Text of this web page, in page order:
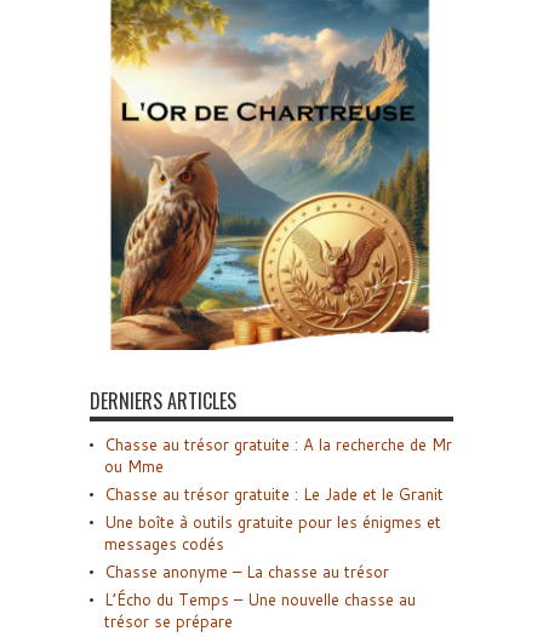
DERNIERS ARTICLES
Chasse au trésor gratuite : A la recherche de Mr
ou Mme
Chasse au trésor gratuite : Le Jade et le Granit
Une boîte à outils gratuite pour les énigmes et
messages codés
Chasse anonyme – La chasse au trésor
L’Écho du Temps – Une nouvelle chasse au
trésor se prépare